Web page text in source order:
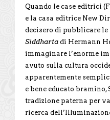
Quando le case editrici
e la casa editrice New
decisero di pubblicare
Siddharta di Hermann
immaginare l’enorme
avuto sulla cultura
apparentemente
e bene educato
tradizione paterna per
ricerca